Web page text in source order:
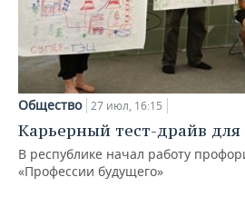
Общество 27 июл, 16:15
Карьерный тест-драйв
В республике начал работу
«Профессии будущего»